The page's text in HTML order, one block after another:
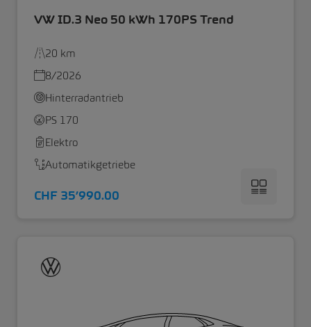
VW ID.3 Neo 50 kWh 170PS Trend
20 km
8/2026
Hinterradantrieb
PS 170
Elektro
Automatikgetriebe
CHF 35’990.00